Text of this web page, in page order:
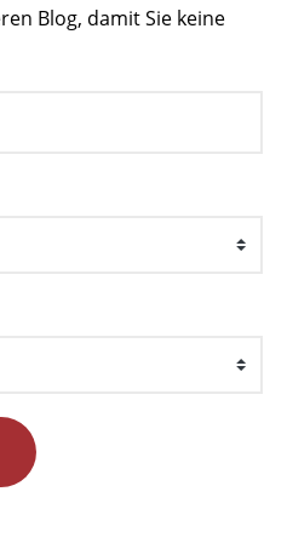
Blog, damit Sie keine